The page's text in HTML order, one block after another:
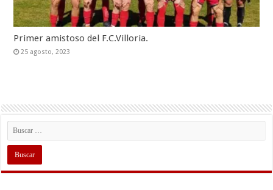
Primer amistoso del F.C.Villoria.
25 agosto, 2023